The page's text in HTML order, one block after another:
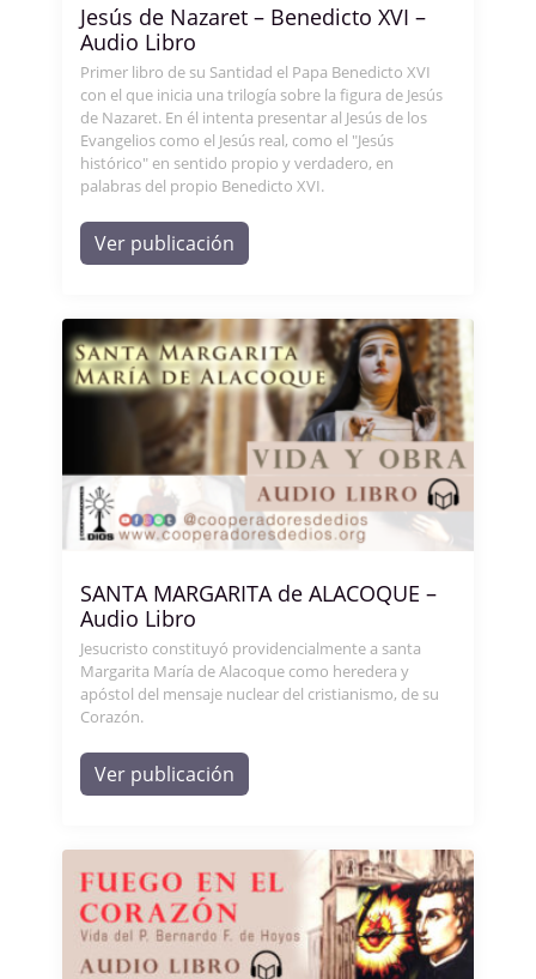
Jesús de Nazaret – Benedicto XVI –
Audio Libro
Primer libro de su Santidad el Papa Benedicto XVI
con el que inicia una trilogía sobre la figura de Jesús
de Nazaret. En él intenta presentar al Jesús de los
Evangelios como el Jesús real, como el "Jesús
histórico" en sentido propio y verdadero, en
palabras del propio Benedicto XVI.
Ver publicación
SANTA MARGARITA de ALACOQUE –
Audio Libro
Jesucristo constituyó providencialmente a santa
Margarita María de Alacoque como heredera y
apóstol del mensaje nuclear del cristianismo, de su
Corazón.
Ver publicación